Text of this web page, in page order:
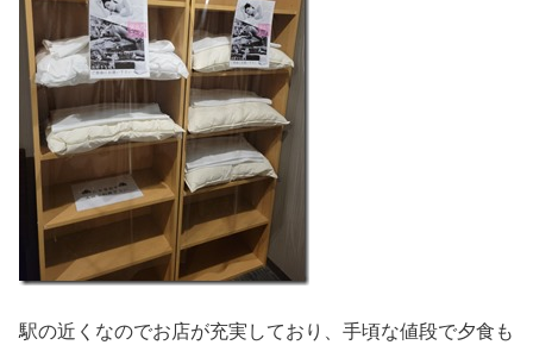
駅の近くなのでお店が充実しており、手頃な値段で夕食も